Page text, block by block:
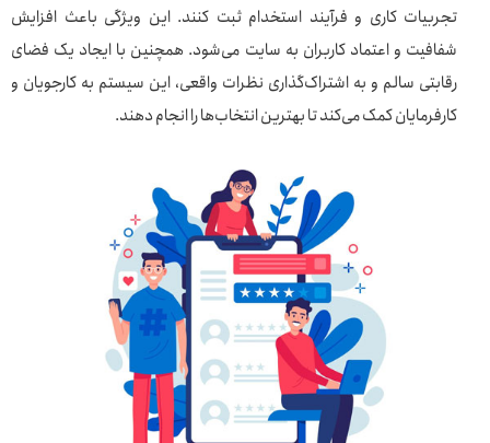
تجربیات کاری و فرآیند استخدام ثبت کنند. این ویژگی باعث افزایش
شفافیت و اعتماد کاربران به سایت می‌شود. همچنین با ایجاد یک فضای
رقابتی سالم و به اشتراک‌گذاری نظرات واقعی، این سیستم به کارجویان و
کارفرمایان کمک می‌کند تا بهترین انتخاب‌ها را انجام دهند.